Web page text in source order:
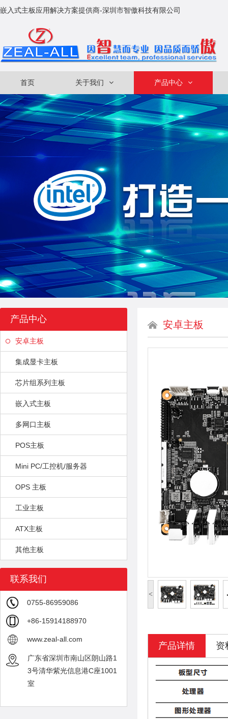
嵌入式主板应用解决方案提供商-深圳市智傲科技有限公司
首页 关于我们 产品中心
产品中心
安卓主板
集成显卡主板
芯片组系列主板
嵌入式主板
多网口主板
POS主板
Mini PC/工控机/服务器
OPS 主板
工业主板
ATX主板
其他主板
联系我们
0755-86959086
+86-15914188970
www.zeal-all.com
广东省深圳市南山区朗山路1
3号清华紫光信息港C座1001
室
安卓主板
<
产品详情 资